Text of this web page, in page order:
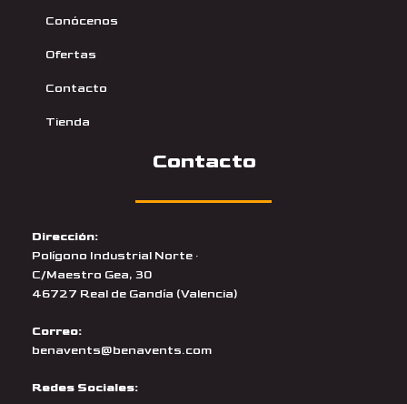
Conócenos
Ofertas
Contacto
Tienda
Contacto
Dirección:
Polígono Industrial Norte ·
C/Maestro Gea, 30
46727 Real de Gandía (Valencia)
Correo:
benavents@benavents.com
Redes Sociales: